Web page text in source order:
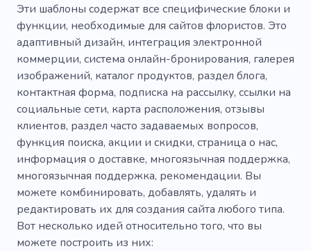
Эти шаблоны содержат все специфические блоки и
функции, необходимые для сайтов флористов. Это
адаптивный дизайн, интеграция электронной
коммерции, система онлайн-бронирования, галерея
изображений, каталог продуктов, раздел блога,
контактная форма, подписка на рассылку, ссылки на
социальные сети, карта расположения, отзывы
клиентов, раздел часто задаваемых вопросов,
функция поиска, акции и скидки, страница о нас,
информация о доставке, многоязычная поддержка,
многоязычная поддержка, рекомендации. Вы
можете комбинировать, добавлять, удалять и
редактировать их для создания сайта любого типа.
Вот несколько идей относительно того, что вы
можете построить из них: